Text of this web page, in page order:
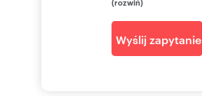
Wyślij zapytanie